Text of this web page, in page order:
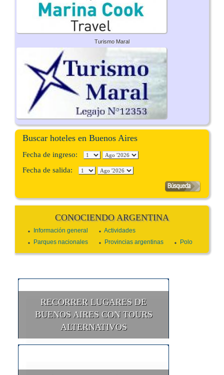
Turismo Maral
Buscar hoteles en Buenos Aires
Fecha de ingreso:
Fecha de salida:
CONOCIENDO ARGENTINA
Información general
Actividades
Parques nacionales
Provincias argentinas Polo
RECORRER LUGARES DE
BUENOS AIRES CON TOURS
ALTERNATIVOS